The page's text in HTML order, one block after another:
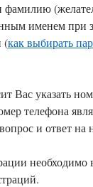
именем при
(как выбирать
Вас указать
телефона
и ответ на